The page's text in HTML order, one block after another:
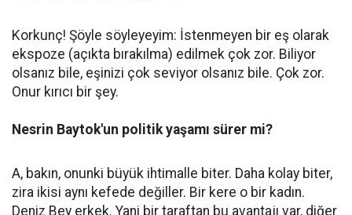
Korkunç! Şöyle söyleyeyim: İstenmeyen bir eş olarak
ekspoze (açıkta bırakılma) edilmek çok zor. Biliyor
olsanız bile, eşinizi çok seviyor olsanız bile. Çok zor.
Onur kırıcı bir şey.
Nesrin Baytok'un politik yaşamı sürer mi?
A, bakın, onunki büyük ihtimalle biter. Daha kolay biter,
zira ikisi aynı kefede değiller. Bir kere o bir kadın.
Deniz Bey erkek. Yani bir taraftan bu avantajı var, diğer